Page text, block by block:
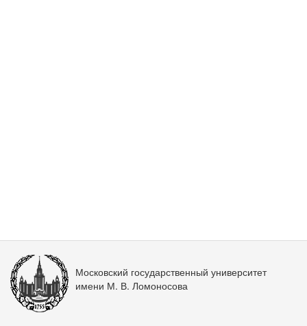
Московский государственный университет
имени М. В. Ломоносова